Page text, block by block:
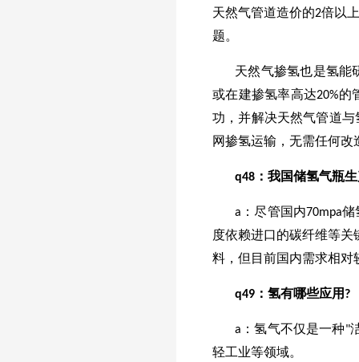
天然气管道造价的2倍以
题。
天然气掺氢也是氢能
或在建掺氢率高达20%
功，并解决天然气管道
网掺氢运输，无需任何
q48 ：我国储氢气瓶
a：尽管国内70mpa
度依赖进口的碳纤维等关
料，但目前国内需求相对
q49 ：氢有哪些应用?
a：氢气不仅是一种"
轻工业等领域。